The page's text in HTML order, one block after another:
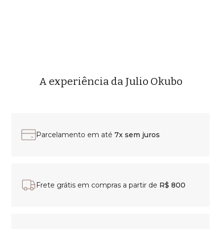
A experiência da Julio Okubo
Parcelamento em até 7x sem juros
Frete grátis em compras a partir de R$ 800